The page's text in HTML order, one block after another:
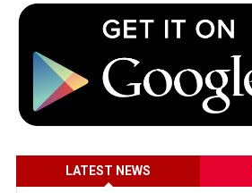
LATEST NEWS